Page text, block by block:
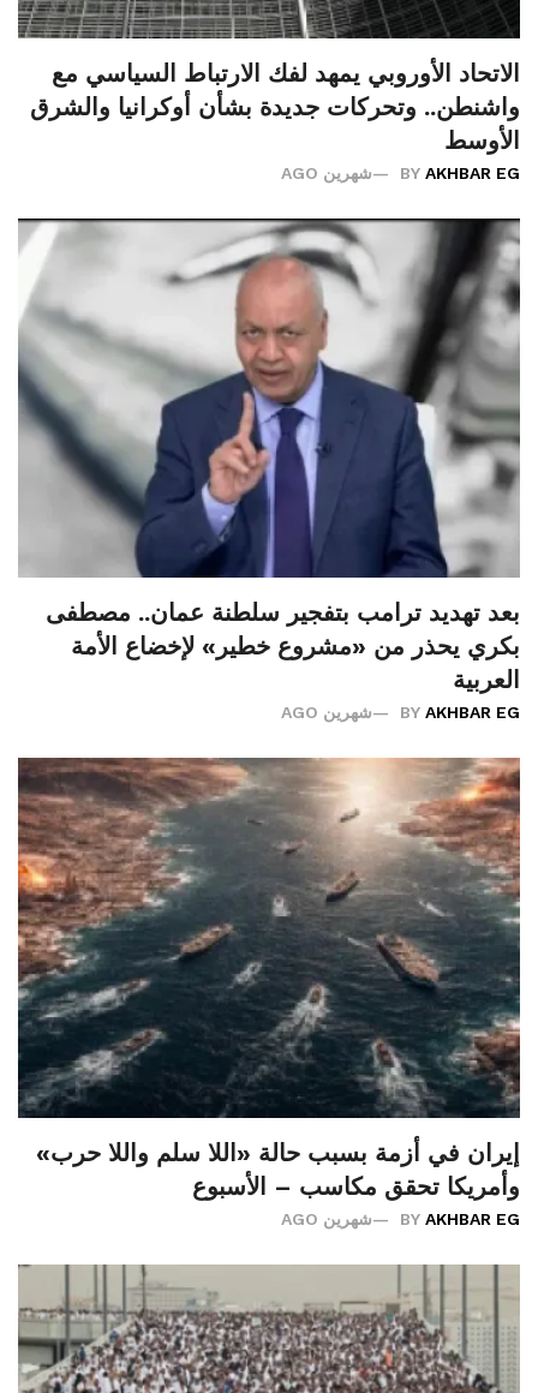
الاتحاد الأوروبي يمهد لفك الارتباط السياسي مع
واشنطن.. وتحركات جديدة بشأن أوكرانيا والشرق
الأوسط
BY AKHBAR EG شهرين AGO
بعد تهديد ترامب بتفجير سلطنة عمان.. مصطفى
بكري يحذر من «مشروع خطير» لإخضاع الأمة
العربية
BY AKHBAR EG شهرين AGO
إيران في أزمة بسبب حالة «اللا سلم واللا حرب»
وأمريكا تحقق مكاسب – الأسبوع
BY AKHBAR EG شهرين AGO